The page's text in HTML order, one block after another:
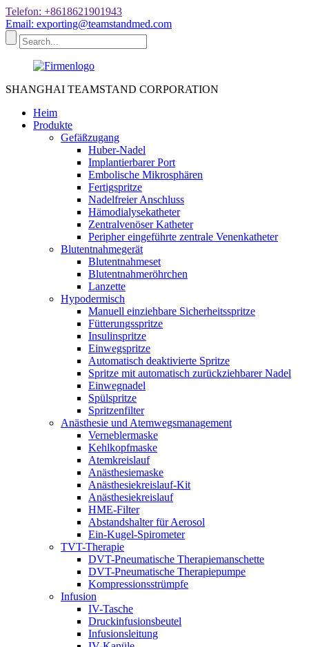
Telefon: +8618621901943
Email: exporting@teamstandmed.com
SHANGHAI TEAMSTAND CORPORATION
Heim
Produkte
Gefäßzugang
Huber-Nadel
Implantierbarer Port
Embolische Mikrosphären
Fertigspritze
Nadelfreier Anschluss
Hämodialysekatheter
Zentralvenöser Katheter
Peripher eingeführte zentrale Venenkatheter
Blutentnahmegerät
Blutentnahmeset
Blutentnahmeröhrchen
Lanzette
Hypodermisch
Manuell einziehbare Sicherheitsspritze
Fütterungsspritze
Insulinspritze
Einwegspritze
Automatisch deaktivierte Spritze
Spritze mit automatisch zurückziehbarer Nadel
Einwegnadel
Spülspritze
Spritzenfilter
Anästhesie und Atemwegsmanagement
Verneblermaske
Kehlkopfmaske
Atemkreislauf
Anästhesiemaske
Anästhesiekreislauf-Kit
Anästhesiekreislauf
HME-Filter
Abstandshalter für Aerosol
Ein-Kugel-Spirometer
TVT-Therapie
DVT-Pneumatische Therapiemanschette
DVT-Pneumatische Therapiepumpe
Kompressionsstrümpfe
Infusion
IV-Tasche
Druckinfusionsbeutel
Infusionsleitung